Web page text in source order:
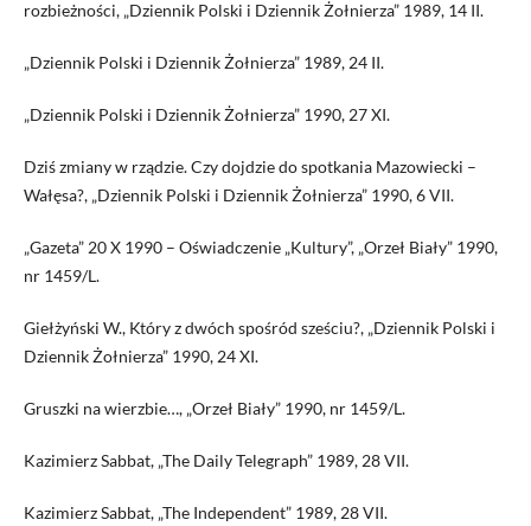
rozbieżności, „Dziennik Polski i Dziennik Żołnierza” 1989, 14 II.
„Dziennik Polski i Dziennik Żołnierza” 1989, 24 II.
„Dziennik Polski i Dziennik Żołnierza” 1990, 27 XI.
Dziś zmiany w rządzie. Czy dojdzie do spotkania Mazowiecki –
Wałęsa?, „Dziennik Polski i Dziennik Żołnierza” 1990, 6 VII.
„Gazeta” 20 X 1990 – Oświadczenie „Kultury”, „Orzeł Biały” 1990,
nr 1459/L.
Giełżyński W., Który z dwóch spośród sześciu?, „Dziennik Polski i
Dziennik Żołnierza” 1990, 24 XI.
Gruszki na wierzbie…, „Orzeł Biały” 1990, nr 1459/L.
Kazimierz Sabbat, „The Daily Telegraph” 1989, 28 VII.
Kazimierz Sabbat, „The Independent” 1989, 28 VII.